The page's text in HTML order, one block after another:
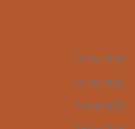
31 maj 2026
25 maj 2026
18 mar 2026